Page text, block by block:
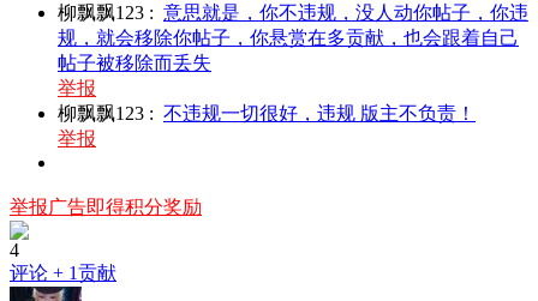
柳飘飘123 : 意思就是，你不违规，没人动你帖子，你违
规，就会移除你帖子，你悬赏在多贡献，也会跟着自己
帖子被移除而丢失
举报
柳飘飘123 : 不违规一切很好，违规 版主不负责！
举报
举报广告即得积分奖励
4
评论 + 1贡献